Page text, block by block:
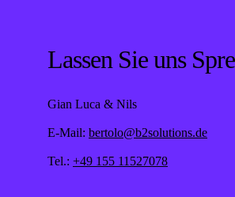
Lassen Sie uns
Gian Luca & Nils
E-Mail: bertolo@b2solutions.de
Tel.: +49 155 11527078